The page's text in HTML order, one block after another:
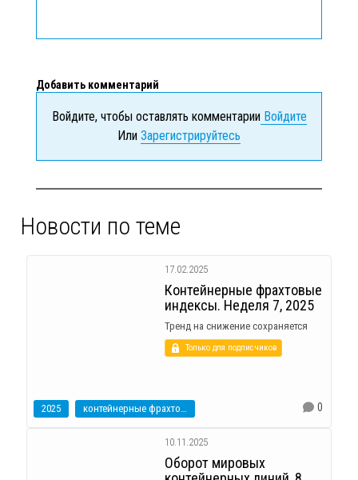
Добавить комментарий
Войдите, чтобы оставлять комментарииВойдите
Или Зарегистрируйтесь
Новости по теме
17.02.2025
Контейнерные фрахтовые
индексы. Неделя 7, 2025
Тренд на снижение сохраняется
Только для подписчиков
2025 контейнерные фрахтовые индексы 0
10.11.2025
Оборот мировых